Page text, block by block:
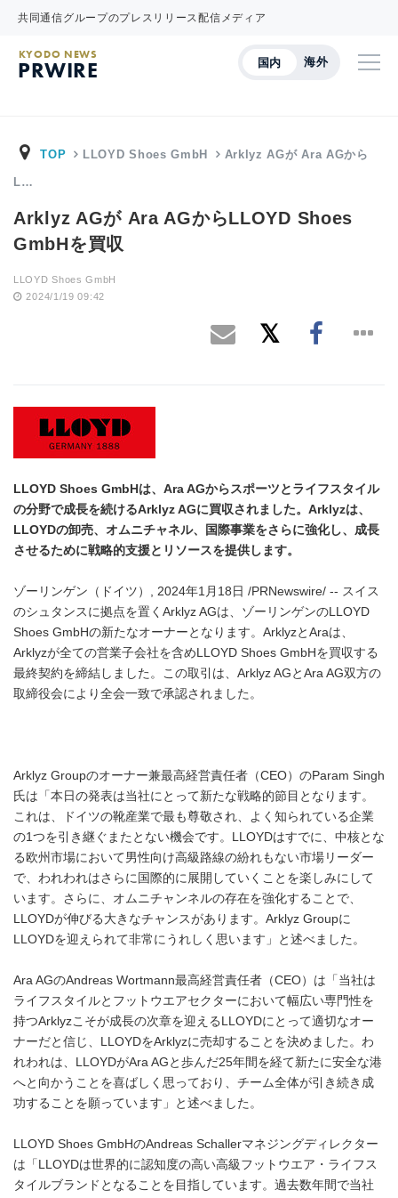
共同通信グループのプレスリリース配信メディア
国内 海外
KYODO NEWS
PRWIRE
TOP LLOYD Shoes GmbH Arklyz AGが Ara AGから
L…
Arklyz AGが Ara AGからLLOYD Shoes
GmbHを買収
LLOYD Shoes GmbH
2024/1/19 09:42
LLOYD Shoes GmbH は、 Ara AGからスポーツとライフスタイル
の分野で成長を続けるArklyz AGに買収されました。 Arklyzは、
LLOYDの卸売、オムニチャネル、国際事業をさらに強化し、成長
させるために戦略的支援とリソースを提供します。
ゾーリンゲン（ドイツ）, 2024年1月18日 /PRNewswire/ -- スイス
のシュタンスに拠点を置くArklyz AGは、ゾーリンゲンのLLOYD
Shoes GmbHの新たなオーナーとなります。ArklyzとAraは、
Arklyzが全ての営業子会社を含めLLOYD Shoes GmbHを買収する
最終契約を締結しました。この取引は、Arklyz AGとAra AG双方の
取締役会により全会一致で承認されました。
Arklyz Groupのオーナー兼最高経営責任者（CEO）のParam Singh
氏は「本日の発表は当社にとって新たな戦略的節目となります。
これは、ドイツの靴産業で最も尊敬され、よく知られている企業
の1つを引き継ぐまたとない機会です。LLOYDはすでに、中核とな
る欧州市場において男性向け高級路線の紛れもない市場リーダー
で、われわれはさらに国際的に展開していくことを楽しみにして
います。さらに、オムニチャンネルの存在を強化することで、
LLOYDが伸びる大きなチャンスがあります。Arklyz Groupに
LLOYDを迎えられて非常にうれしく思います」と述べました。
Ara AGのAndreas Wortmann最高経営責任者（CEO）は「当社は
ライフスタイルとフットウエアセクターにおいて幅広い専門性を
持つArklyzこそが成長の次章を迎えるLLOYDにとって適切なオー
ナーだと信じ、LLOYDをArklyzに売却することを決めました。わ
れわれは、LLOYDがAra AGと歩んだ25年間を経て新たに安全な港
へと向かうことを喜ばしく思っており、チーム全体が引き続き成
功することを願っています」と述べました。
LLOYD Shoes GmbHのAndreas Schallerマネジングディレクター
は「LLOYDは世界的に認知度の高い高級フットウエア・ライフス
タイルブランドとなることを目指しています。過去数年間で当社